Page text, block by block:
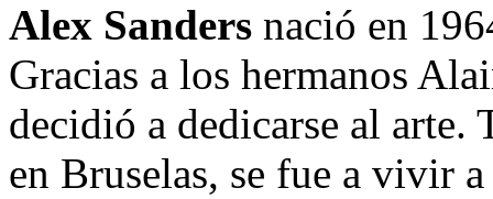
Alex Sanders nació en
Gracias a los hermanos
decidió a dedicarse al arte.
en Bruselas, se fue a vivir